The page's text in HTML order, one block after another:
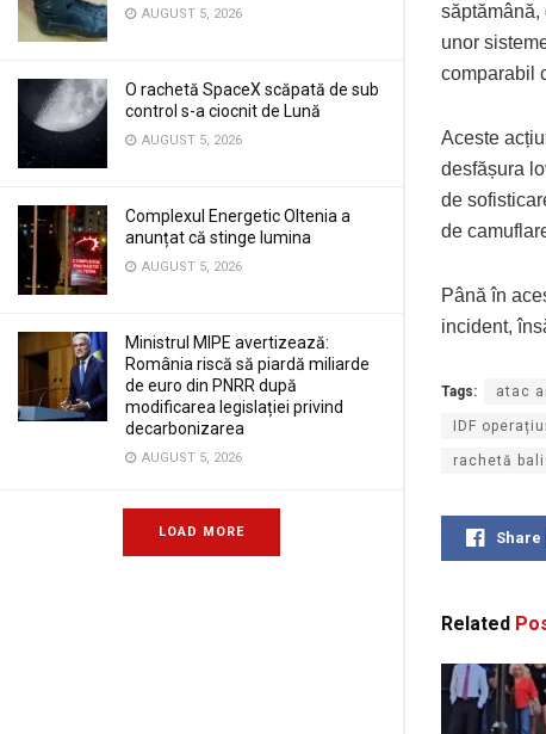
AUGUST 5, 2026
O rachetă SpaceX scăpată de sub
control s-a ciocnit de Lună
AUGUST 5, 2026
Complexul Energetic Oltenia a
anunțat că stinge lumina
AUGUST 5, 2026
Ministrul MIPE avertizează:
România riscă să piardă miliarde
de euro din PNRR după
modificarea legislației privind
decarbonizarea
AUGUST 5, 2026
LOAD MORE
săptămână,
unor
comparabil
Aceste
desfășura
de
de
Până în
incident,
Tags: atac
IDF
rachetă
Share
Related